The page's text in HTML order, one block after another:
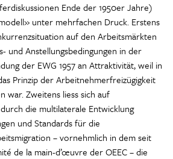
Ende der 1950er Jahre)
unter mehrfachen Druck. Erstens
auf den Arbeitsmärkten
und Anstellungsbedingungen in der
der EWG 1957 an Attraktivität, weil in
Prinzip der Arbeitnehmerfreizügigkeit
war. Zweitens liess sich auf
die multilaterale Entwicklung
und Standards für die
– vornehmlich in dem seit
de la main-d’œuvre der OEEC – die